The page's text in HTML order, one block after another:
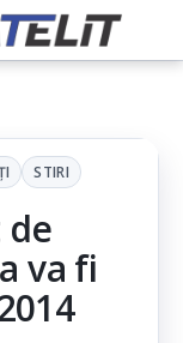
STIRI
va fi